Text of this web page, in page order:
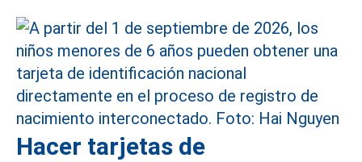
Hacer tarjetas de